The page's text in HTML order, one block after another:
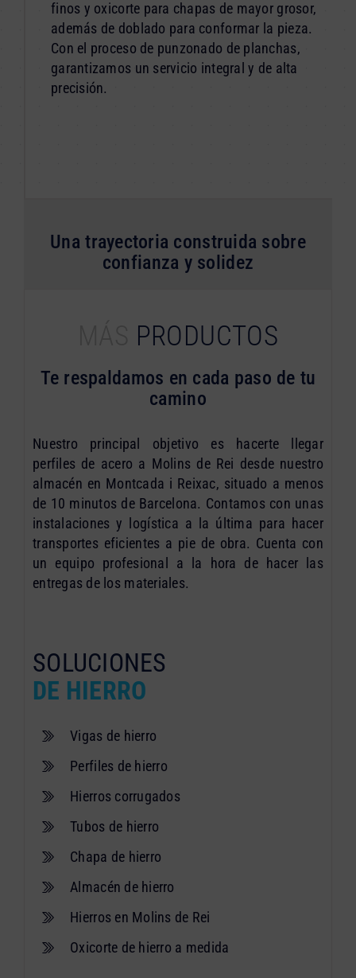
finos y oxicorte para chapas de mayor grosor,
además de doblado para conformar la pieza.
Con el proceso de punzonado de planchas,
garantizamos un servicio integral y de alta
precisión.
Una trayectoria construida sobre
confianza y solidez
PRODUCTOS
Te respaldamos en cada paso de tu
camino
Nuestro principal objetivo es hacerte llegar
perfiles de acero a Molins de Rei desde nuestro
almacén en Montcada i Reixac, situado a menos
de 10 minutos de Barcelona. Contamos con unas
instalaciones y logística a la última para hacer
transportes eficientes a pie de obra. Cuenta con
un equipo profesional a la hora de hacer las
entregas de los materiales.
SOLUCIONES
DE HIERRO
Vigas de hierro
Perfiles de hierro
Hierros corrugados
Tubos de hierro
Chapa de hierro
Almacén de hierro
Hierros en Molins de Rei
Oxicorte de hierro a medida